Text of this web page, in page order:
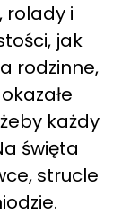
rolady i
jak
rodzinne,
każdy
święta
strucle